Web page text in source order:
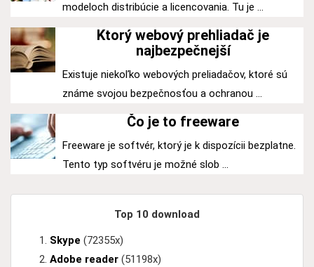
modeloch distribúcie a licencovania. Tu je ...
Ktorý webový prehliadač je
najbezpečnejší
Existuje niekoľko webových preliadačov, ktoré sú
známe svojou bezpečnosťou a ochranou ...
Čo je to freeware
Freeware je softvér, ktorý je k dispozícii bezplatne.
Tento typ softvéru je možné slob ...
Top 10 download
Skype (72355x)
Adobe reader (51198x)